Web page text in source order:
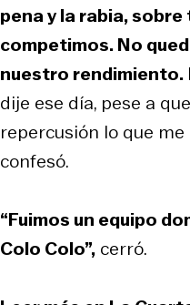
pena y la rabia,
competimos. No
nuestro rendimiento.
dije ese día, pese a
repercusión lo que
confesó.
“Fuimos un equipo
Colo Colo”, cerró.